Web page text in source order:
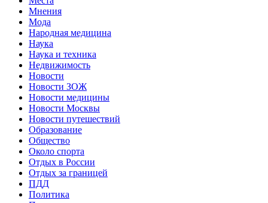
Мнения
Мода
Народная медицина
Наука
Наука и техника
Недвижимость
Новости
Новости ЗОЖ
Новости медицины
Новости Москвы
Новости путешествий
Образование
Общество
Около спорта
Отдых в России
Отдых за границей
ПДД
Политика